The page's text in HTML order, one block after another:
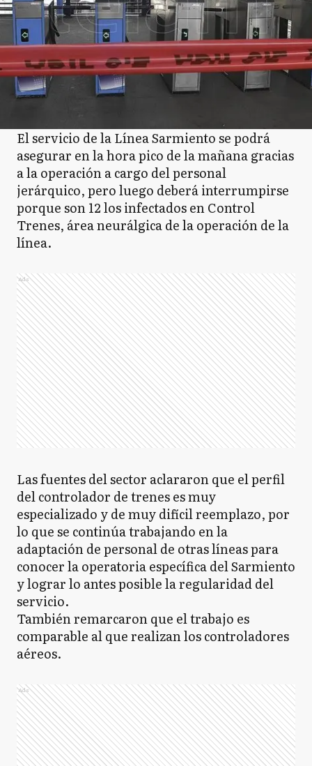
El servicio de la Línea Sarmiento se podrá
asegurar en la hora pico de la mañana gracias
a la operación a cargo del personal
jerárquico, pero luego deberá interrumpirse
porque son 12 los infectados en Control
Trenes, área neurálgica de la operación de la
línea.
Ads
Las fuentes del sector aclararon que el perfil
del controlador de trenes es muy
especializado y de muy difícil reemplazo, por
lo que se continúa trabajando en la
adaptación de personal de otras líneas para
conocer la operatoria específica del Sarmiento
y lograr lo antes posible la regularidad del
servicio.
También remarcaron que el trabajo es
comparable al que realizan los controladores
aéreos.
Ads